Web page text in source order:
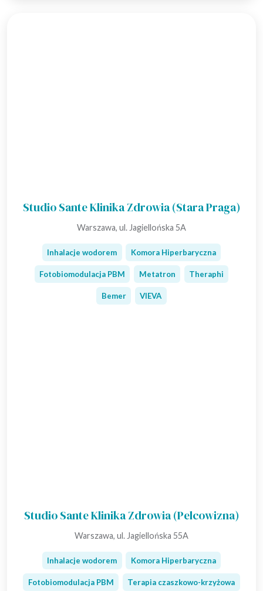
Studio Sante Klinika Zdrowia (Stara Praga)
Warszawa, ul. Jagiellońska 5A
Inhalacje wodorem Komora Hiperbaryczna
Fotobiomodulacja PBM Metatron Theraphi
Bemer VIEVA
Studio Sante Klinika Zdrowia (Pelcowizna)
Warszawa, ul. Jagiellońska 55A
Inhalacje wodorem Komora Hiperbaryczna
Fotobiomodulacja PBM Terapia czaszkowo-krzyżowa